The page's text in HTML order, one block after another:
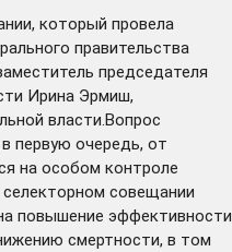
который провела
правительства
председателя
Ирина Эрмиш,
власти.Вопрос
первую очередь, от
на особом контроле
совещании
повышение эффективности
смертности, в том